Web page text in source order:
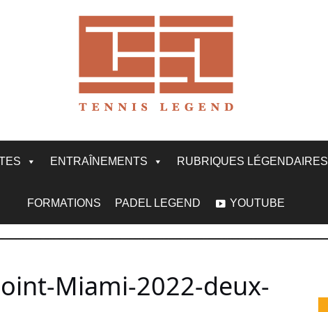
ENTRAÎNEMENTS RUBRIQUES LÉGENDAIRES
FORMATIONS PADEL LEGEND YOUTUBE
Miami-2022-deux-